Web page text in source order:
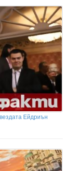
Ейдриън